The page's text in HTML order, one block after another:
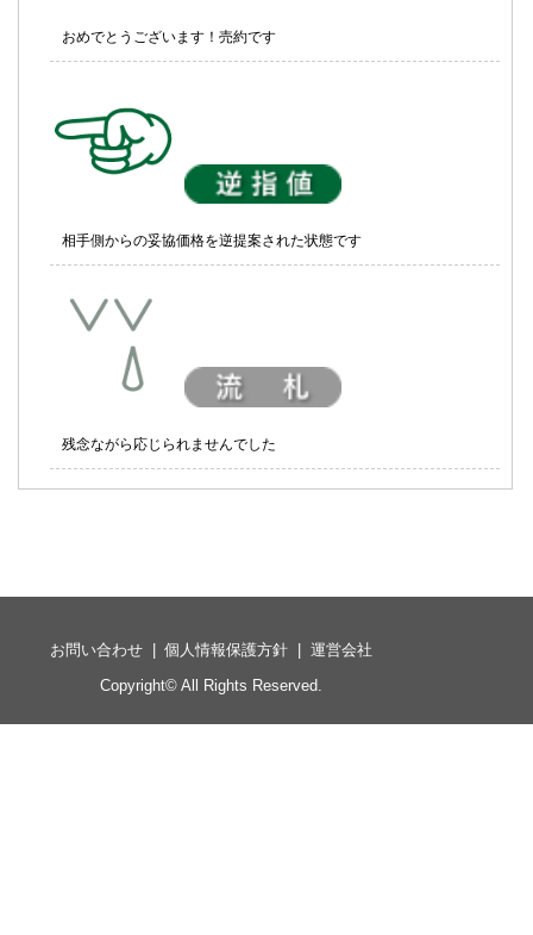
おめでとうございます！売約です
相手側からの妥協価格を逆提案された状態です
残念ながら応じられませんでした
お問い合わせ 個人情報保護方針
運営会社
Copyright© All Rights Reserved.